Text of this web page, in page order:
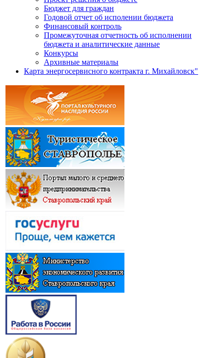
Бюджет для граждан
Годовой отчет об исполении бюджета
Финансовый контроль
Промежуточная отчетность об исполнении
бюджета и аналитические данные
Конкурсы
Архивные материалы
Карта энергосервисного контракта г. Михайловск"